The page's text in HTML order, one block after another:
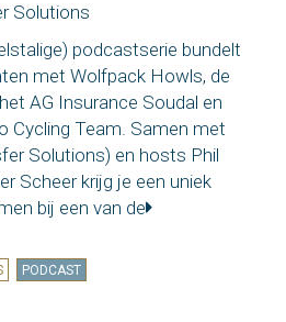
Solutions
podcastserie bundelt
met Wolfpack Howls, de
AG Insurance Soudal en
Cycling Team. Samen met
Solutions) en hosts Phil
Scheer krijg je een uniek
bij een van de
PODCAST